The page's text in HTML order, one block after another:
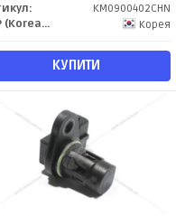
KM0900402CHN
KAP (KoreaAutoParts)
Корея
КУПИТИ